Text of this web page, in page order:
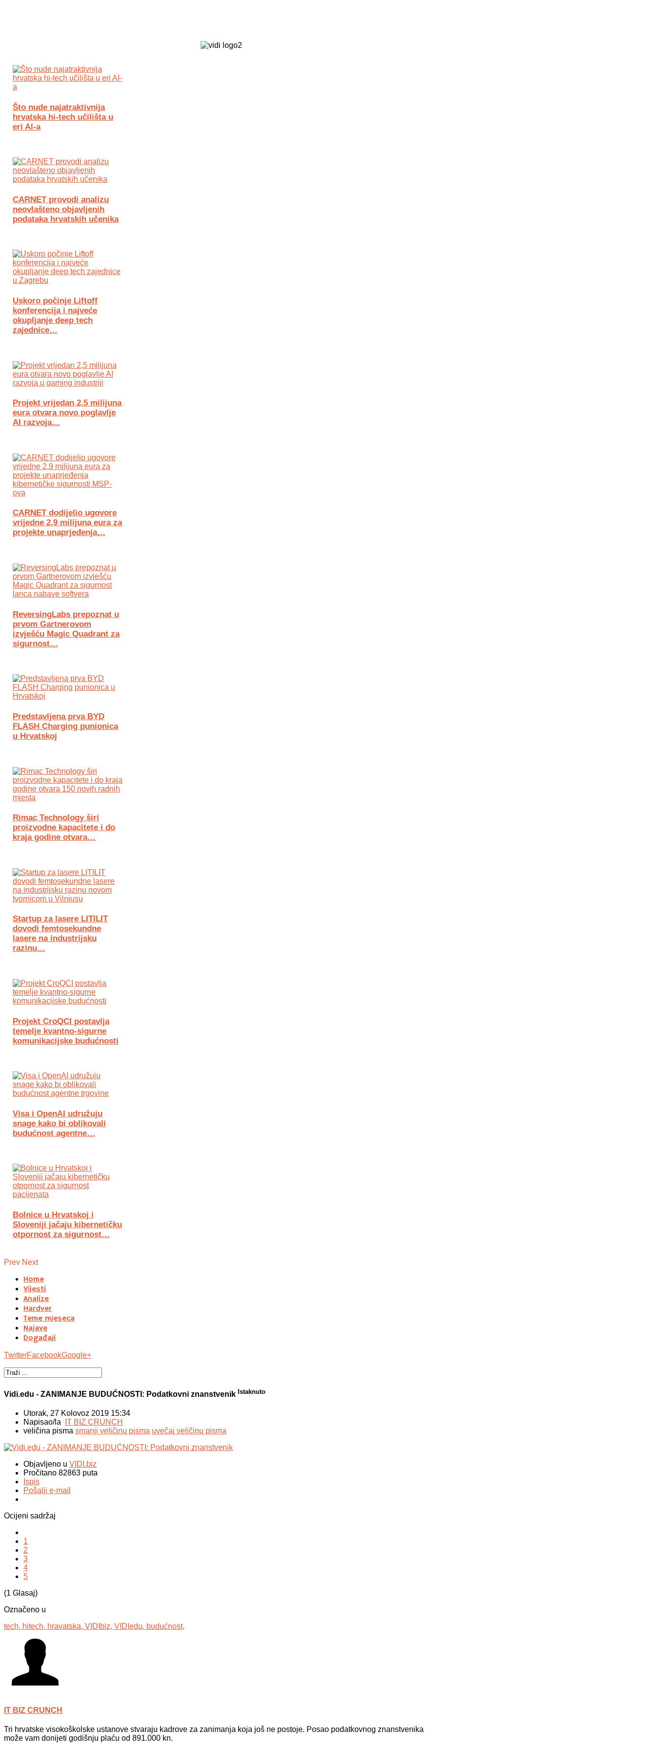
Što nude najatraktivnija
hrvatska hi-tech učilišta u
eri AI-a
CARNET provodi analizu
neovlašteno objavljenih
podataka hrvatskih učenika
Uskoro počinje Liftoff
konferencija i najveće
okupljanje deep tech
zajednice…
Projekt vrijedan 2,5 milijuna
eura otvara novo poglavlje
AI razvoja…
CARNET dodijelio ugovore
vrijedne 2,9 milijuna eura za
projekte unaprjeđenja…
ReversingLabs prepoznat u
prvom Gartnerovom
izvješću Magic Quadrant za
sigurnost…
Predstavljena prva BYD
FLASH Charging punionica
u Hrvatskoj
Rimac Technology širi
proizvodne kapacitete i do
kraja godine otvara…
Startup za lasere LITILIT
dovodi femtosekundne
lasere na industrijsku
razinu…
Projekt CroQCI postavlja
temelje kvantno-sigurne
komunikacijske budućnosti
Visa i OpenAI udružuju
snage kako bi oblikovali
budućnost agentne…
Bolnice u Hrvatskoj i
Sloveniji jačaju kibernetičku
otpornost za sigurnost…
Prev Next
Home
Vijesti
Analize
Hardver
Teme mjeseca
Najave
Događaji
TwitterFacebookGoogle+
Vidi.edu - ZANIMANJE BUDUĆNOSTI: Podatkovni znanstvenik Istaknuto
Utorak, 27 Kolovoz 2019 15:34
Napisao/la
IT BIZ CRUNCH
veličina pisma smanji veličinu pisma uvečaj veličinu pisma
Objavljeno u VIDI.biz
Pročitano 82863 puta
Ispis
Pošalji e-mail
Ocijeni sadržaj
1
2
3
4
5
(1 Glasaj)
Označeno u
tech, hitech, hravatska, VIDIbiz, VIDIedu, budućnost,
IT BIZ CRUNCH
Tri hrvatske visokoškolske ustanove stvaraju kadrove za zanimanja koja još ne postoje. Posao podatkovnog znanstvenika
može vam donijeti godišnju plaću od 891.000 kn.